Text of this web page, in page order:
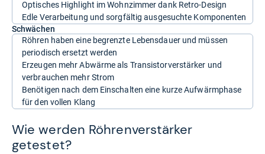
Optisches Highlight im Wohnzimmer dank Retro-Design
Edle Verarbeitung und sorgfältig ausgesuchte Komponenten
Schwächen
Röhren haben eine begrenzte Lebensdauer und müssen
periodisch ersetzt werden
Erzeugen mehr Abwärme als Transistorverstärker und
verbrauchen mehr Strom
Benötigen nach dem Einschalten eine kurze Aufwärmphase
für den vollen Klang
Wie werden Röhrenverstärker
getestet?